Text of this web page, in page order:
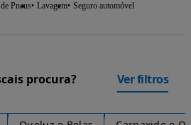
Pneus Lavagem Seguro automóvel
procura? Ver filtros